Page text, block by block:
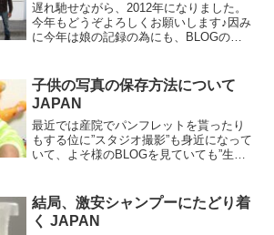
遅れ馳せながら、2012年になりました。
今年もどうぞよろしくお願いします♪因み
に今年は娘の記録の為にも、BLOGの更
災害の多い本当に大変な一年でしたが、
たくさんの人が命...
子供の写真の保存方法について
JAPAN
最近では産院でパンフレットを貰ったり
もする位に”スタジオ撮影”も身近になって
いて、よそ様のBLOGを見ていても”生後
撮りに行く人も多いみたいだけど、ウチ
はまだで...
結局、激安シャンプーにたどり着
く JAPAN